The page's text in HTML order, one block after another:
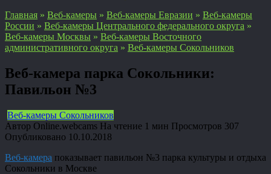
Главная » Веб-камеры » Веб-камеры Евразии » Веб-камеры
России » Веб-камеры Центрального федерального округа »
Веб-камеры Москвы » Веб-камеры Восточного
административного округа » Веб-камеры Сокольников
Веб-камера парка Сокольники:
Павильон №3
Веб-камеры Сокольников
Автор Online.webcams На чтение 1 мин Просмотров 307
Опубликовано 10.10.2018
Веб-камера показывает павильон №3 парка культуры и отдыха
Сокольники в Москве